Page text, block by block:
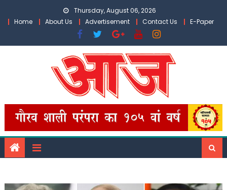
Thursday, August 06, 2026
Home
About Us Advertisement Contact Us E-Paper